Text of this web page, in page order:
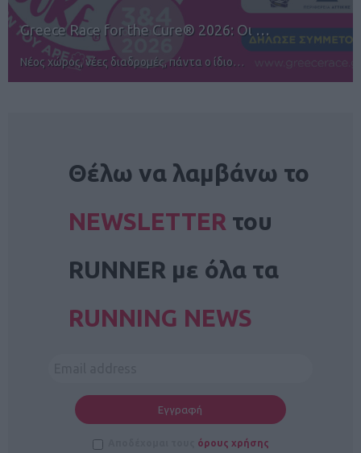
12ος TUI Rhodes Marathon: Άνοιγμα ε…
Αγώνες για όλους στην Ρόδο
Θέλω να λαμβάνω το
NEWSLETTER του
RUNNER με όλα τα
RUNNING NEWS
όρους χρήσης